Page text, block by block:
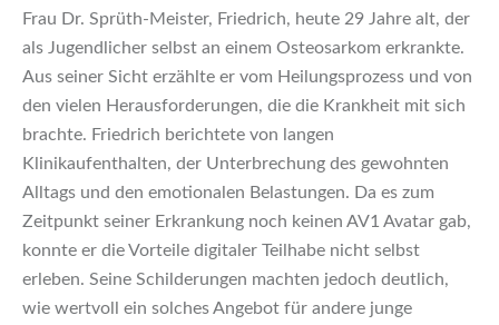
Frau Dr. Sprüth-Meister, Friedrich, heute 29 Jahre alt, der
als Jugendlicher selbst an einem Osteosarkom erkrankte.
Aus seiner Sicht erzählte er vom Heilungsprozess und von
den vielen Herausforderungen, die die Krankheit mit sich
brachte. Friedrich berichtete von langen
Klinikaufenthalten, der Unterbrechung des gewohnten
Alltags und den emotionalen Belastungen. Da es zum
Zeitpunkt seiner Erkrankung noch keinen AV1 Avatar gab,
konnte er die Vorteile digitaler Teilhabe nicht selbst
erleben. Seine Schilderungen machten jedoch deutlich,
wie wertvoll ein solches Angebot für andere junge